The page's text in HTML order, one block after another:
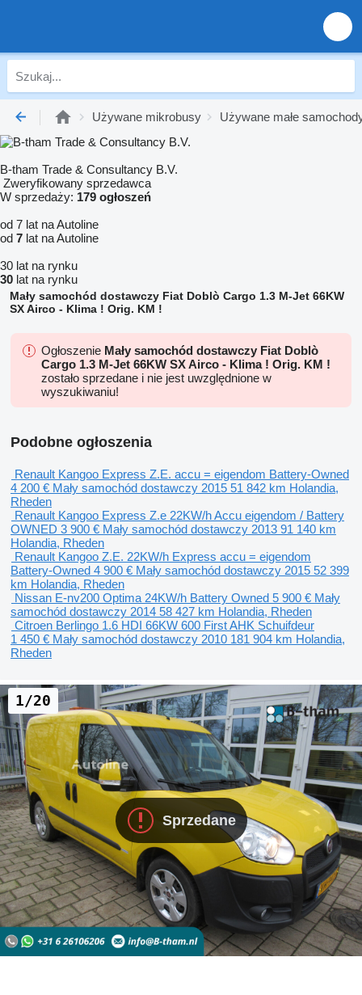
Używane mikrobusy Używane małe
B-tham Trade & Consultancy B.V.
Zweryfikowany sprzedawca
W sprzedaży: 179 ogłoszeń
od 7 lat na Autoline
od 7 lat na Autoline
30 lat na rynku
30 lat na rynku
Mały samochód dostawczy Fiat Doblò Cargo 1.3 M-Jet 66KW
SX Airco - Klima ! Orig. KM !
Ogłoszenie Mały samochód dostawczy Fiat Doblò
Cargo 1.3 M-Jet 66KW SX Airco - Klima ! Orig. KM !
zostało sprzedane i nie jest uwzględnione w
wyszukiwaniu!
Podobne ogłoszenia
Renault Kangoo Express Z.E. accu = eigendom Battery-Owned
4 200 € Mały samochód dostawczy 2015 51 842 km Holandia,
Rheden
Renault Kangoo Express Z.e 22KW/h Accu eigendom / Battery
OWNED 3 900 € Mały samochód dostawczy 2013 91 140 km
Holandia, Rheden
Renault Kangoo Z.E. 22KW/h Express accu = eigendom
Battery-Owned 4 900 € Mały samochód dostawczy 2015 52 399
km Holandia, Rheden
Nissan E-nv200 Optima 24KW/h Battery Owned 5 900 € Mały
samochód dostawczy 2014 58 427 km Holandia, Rheden
Citroen Berlingo 1.6 HDI 66KW 600 First AHK Schuifdeur
1 450 € Mały samochód dostawczy 2010 181 904 km Holandia,
Rheden
Sprzedane
1/20